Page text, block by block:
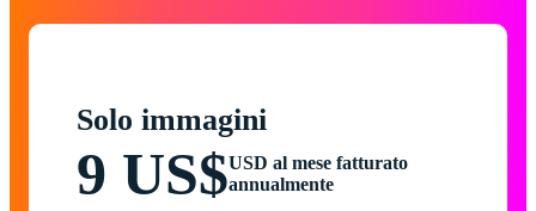
Solo immagini
9 US$USD al mese fatturato
annualmente